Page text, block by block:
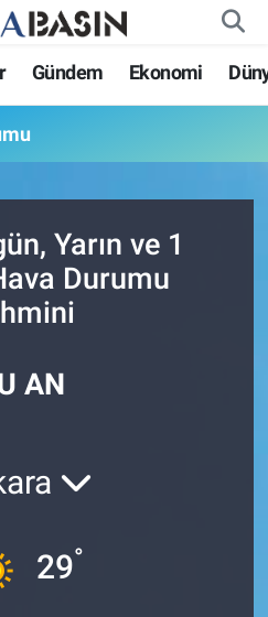
Gündem Ekonomi
Yarın ve 1
Durumu
AN
29°
Haritası
ve Fikstür